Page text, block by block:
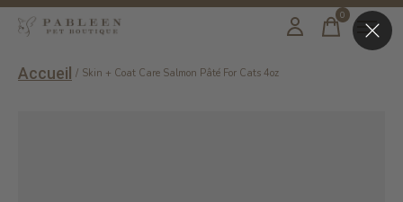
0items
Accueil / Skin + Coat Care Salmon Pâté For Cats 4oz